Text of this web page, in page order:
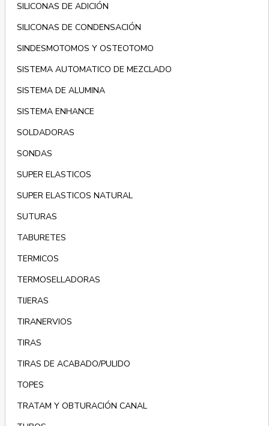
SILICONAS DE ADICIÓN
SILICONAS DE CONDENSACIÓN
SINDESMOTOMOS Y OSTEOTOMO
SISTEMA AUTOMATICO DE MEZCLADO
SISTEMA DE ALUMINA
SISTEMA ENHANCE
SOLDADORAS
SONDAS
SUPER ELASTICOS
SUPER ELASTICOS NATURAL
SUTURAS
TABURETES
TERMICOS
TERMOSELLADORAS
TIJERAS
TIRANERVIOS
TIRAS
TIRAS DE ACABADO/PULIDO
TOPES
TRATAM Y OBTURACIÓN CANAL